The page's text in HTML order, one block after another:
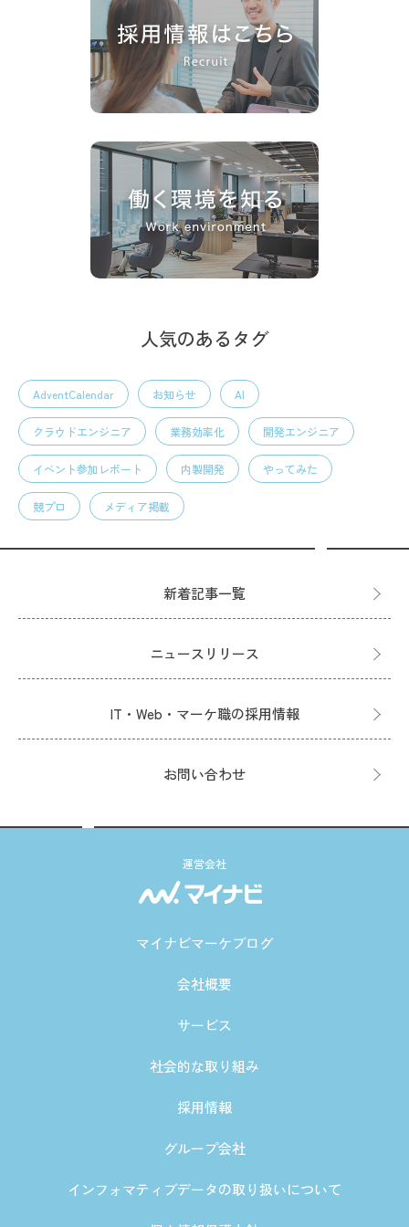
人気のあるタグ
AdventCalendar お知らせ AI
クラウドエンジニア 業務効率化 開発エンジニア
イベント参加レポート 内製開発 やってみた
競プロ メディア掲載
新着記事一覧
ニュースリリース
IT・Web・マーケ職の採用情報
お問い合わせ
運営会社
マイナビマーケブログ
会社概要
サービス
社会的な取り組み
採用情報
グループ会社
インフォマティブデータの取り扱いについて